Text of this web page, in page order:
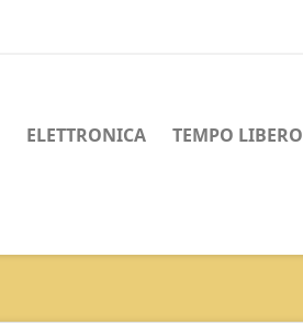
ELETTRONICA TEMPO LIBERO